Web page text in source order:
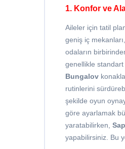
1. Konfor ve
Aileler için tatil
geniş iç
odaların
genellikle standart
Bungalov
rutinlerini
şekilde oyun
göre ayarlamak
yaratabilirken,
yapabilirsiniz. Bu